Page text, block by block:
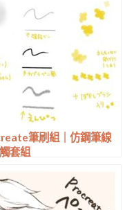
筆刷組｜仿鋼筆線
套組